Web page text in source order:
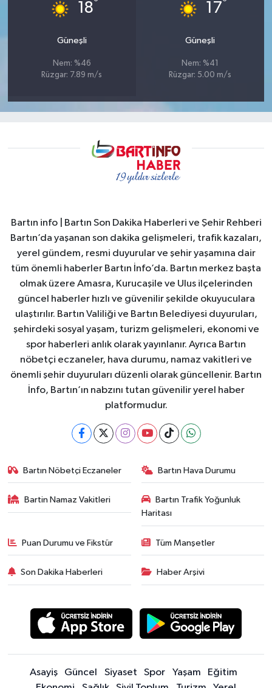
18°
Güneşli
Nem: %46
Rüzgar: 7.89 m/s
17°
Güneşli
Nem: %41
Rüzgar: 5.00 m/s
Bartın info | Bartın Son Dakika Haberleri ve Şehir Rehberi
Bartın’da yaşanan son dakika gelişmeleri, trafik kazaları,
yerel gündem, resmi duyurular ve şehir yaşamına dair
tüm önemli haberler Bartın İnfo’da. Bartın merkez başta
olmak üzere Amasra, Kurucaşile ve Ulus ilçelerinden
güncel haberler hızlı ve güvenilir şekilde okuyuculara
ulaştırılır. Bartın Valiliği ve Bartın Belediyesi duyuruları,
şehirdeki sosyal yaşam, turizm gelişmeleri, ekonomi ve
spor haberleri anlık olarak yayınlanır. Ayrıca Bartın
nöbetçi eczaneler, hava durumu, namaz vakitleri ve
önemli şehir duyuruları düzenli olarak güncellenir. Bartın
İnfo, Bartın’ın nabzını tutan güvenilir yerel haber
platformudur.
Bartın Nöbetçi Eczaneler Bartın Hava Durumu
Bartin Namaz Vakitleri
Bartın Trafik Yoğunluk
Haritası
Puan Durumu ve Fikstür Tüm Manşetler
Son Dakika Haberleri Haber Arşivi
Asayiş Güncel Siyaset Spor Yaşam
Eğitim